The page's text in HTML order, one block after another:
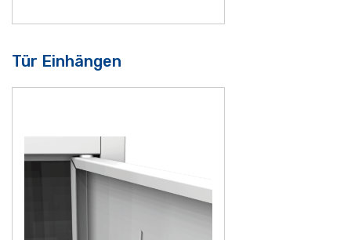
Tür Einhängen